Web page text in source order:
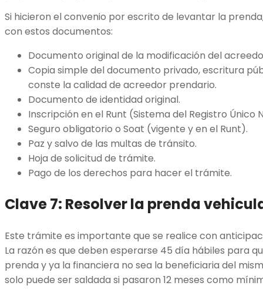
Si hicieron el convenio por escrito de levantar la
con estos documentos:
Documento original de la modificación del
Copia simple del documento privado, escritura
conste la calidad de acreedor prendario.
Documento de identidad original.
Inscripción en el Runt (Sistema del Registro Único
Seguro obligatorio o Soat (vigente y en el Runt).
Paz y salvo de las multas de tránsito.
Hoja de solicitud de trámite.
Pago de los derechos para hacer el trámite.
Clave 7: Resolver la prenda
Este trámite es importante que se realice con
La razón es que deben esperarse 45 día hábiles para
prenda y ya la financiera no sea la beneficiaria del
solo puede ser saldada si pasaron 12 meses como